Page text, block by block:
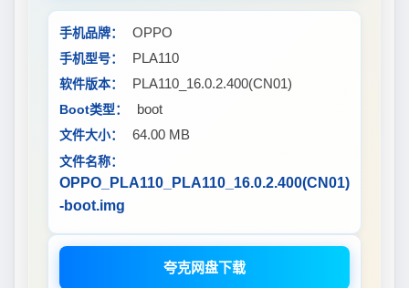
手机品牌： OPPO
手机型号： PLA110
软件版本： PLA110_16.0.2.400(CN01)
Boot类型： boot
文件大小： 64.00 MB
文件名称：
OPPO_PLA110_PLA110_16.0.2.400(CN01)
-boot.img
夸克网盘下载